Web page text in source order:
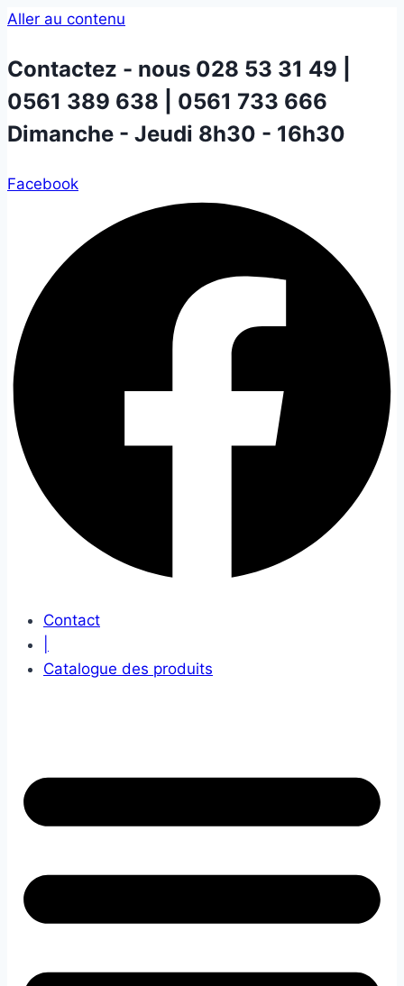
Aller au contenu
Contactez - nous 028 53 31 49 |
0561 389 638 | 0561 733 666
Dimanche - Jeudi 8h30 - 16h30
Facebook
Contact
Catalogue des produits